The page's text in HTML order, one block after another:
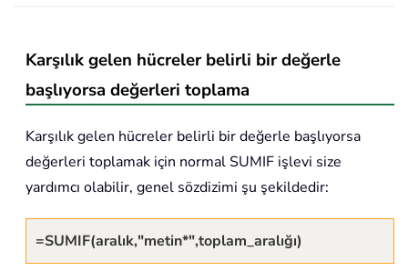
Karşılık gelen hücreler belirli bir değerle
başlıyorsa değerleri toplama
Karşılık gelen hücreler belirli bir değerle başlıyorsa
değerleri toplamak için normal SUMIF işlevi size
yardımcı olabilir, genel sözdizimi şu şekildedir:
=SUMIF(aralık,"metin*",toplam_aralığı)